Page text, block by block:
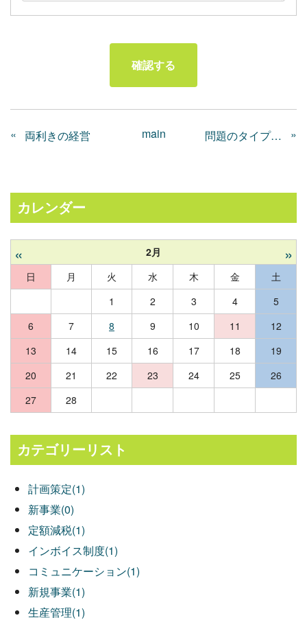
« 両利きの経営 main 問題のタイプとその解決への基本的な取り組み方 »
カレンダー
« 2月 »
日 月 火 水 木 金
土
1
2 3 4
5
6
7 8 9 10 11
12
13
14 15 16 17 18
19
20
21 22 23 24 25
26
27
28
カテゴリーリスト
計画策定(1)
新事業(0)
定額減税(1)
インボイス制度(1)
コミュニケーション(1)
新規事業(1)
生産管理(1)